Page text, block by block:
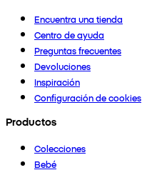
Encuentra una tienda
Centro de ayuda
Preguntas frecuentes
Devoluciones
Inspiración
Configuración de cookies
Productos
Colecciones
Bebé